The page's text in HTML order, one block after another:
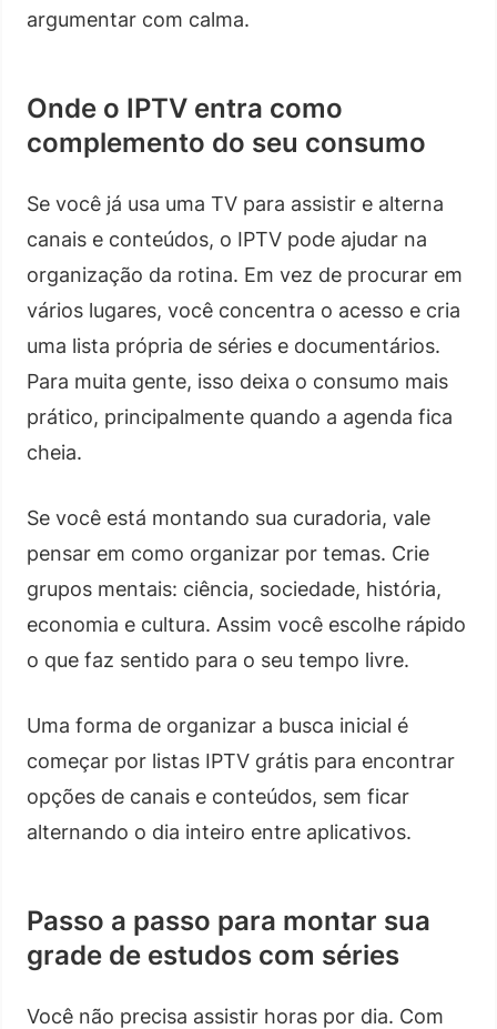
argumentar com calma.
Onde o IPTV entra como
complemento do seu consumo
Se você já usa uma TV para assistir e alterna
canais e conteúdos, o IPTV pode ajudar na
organização da rotina. Em vez de procurar em
vários lugares, você concentra o acesso e cria
uma lista própria de séries e documentários.
Para muita gente, isso deixa o consumo mais
prático, principalmente quando a agenda fica
cheia.
Se você está montando sua curadoria, vale
pensar em como organizar por temas. Crie
grupos mentais: ciência, sociedade, história,
economia e cultura. Assim você escolhe rápido
o que faz sentido para o seu tempo livre.
Uma forma de organizar a busca inicial é
começar por listas IPTV grátis para encontrar
opções de canais e conteúdos, sem ficar
alternando o dia inteiro entre aplicativos.
Passo a passo para montar sua
grade de estudos com séries
Você não precisa assistir horas por dia. Com